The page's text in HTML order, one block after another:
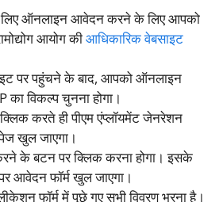
ऑनलाइन आवेदन करने के लिए आपको
आयोग कीआधिकारिक वेबसाइट
पर पहुंचने के बाद, आपको ऑनलाइन
विकल्प चुनना होगा।
करते ही पीएम एंप्लॉयमेंट जेनरेशन
खुल जाएगा।
के बटन पर क्लिक करना होगा। इसके
आवेदन फॉर्म खुल जाएगा।
फॉर्म में पूछे गए सभी विवरण भरना है।